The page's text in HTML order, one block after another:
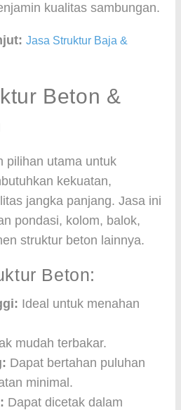
kualitas sambungan.
Jasa Struktur Baja &
Beton &
pilihan utama untuk
kekuatan,
jangka panjang. Jasa ini
pondasi, kolom, balok,
struktur beton lainnya.
Beton:
Ideal untuk menahan
mudah terbakar.
Dapat bertahan puluhan
minimal.
Dapat dicetak dalam